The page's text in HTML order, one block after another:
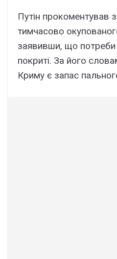
Путін прокоментував
тимчасово
заявивши, що потреби
покриті. За його
Криму є запас